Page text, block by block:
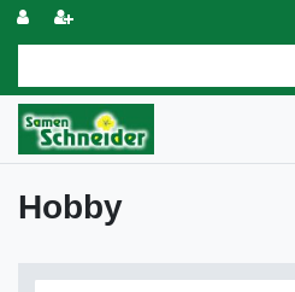
Hobby